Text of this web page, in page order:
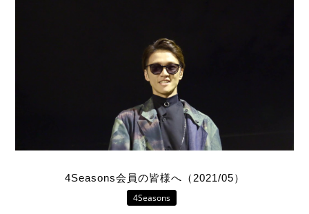
4Seasons会員の皆様へ（2021/05）
4Seasons